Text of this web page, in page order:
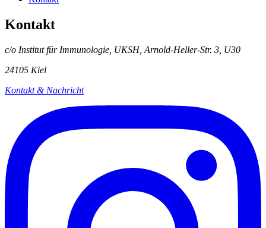
Kontakt
c/o Institut für Immunologie, UKSH, Arnold-Heller-Str. 3, U30
24105 Kiel
Kontakt & Nachricht